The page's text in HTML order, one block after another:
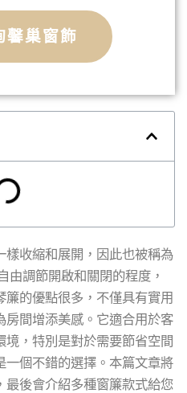
馨巢窗飾
樣收縮和展開，因此也被稱為
由調節開啟和關閉的程度，
的優點很多，不僅具有實用
房間增添美感。它適合用於客
，特別是對於需要節省空間
一個不錯的選擇。本篇文章將
最後會介紹多種窗簾款式給您